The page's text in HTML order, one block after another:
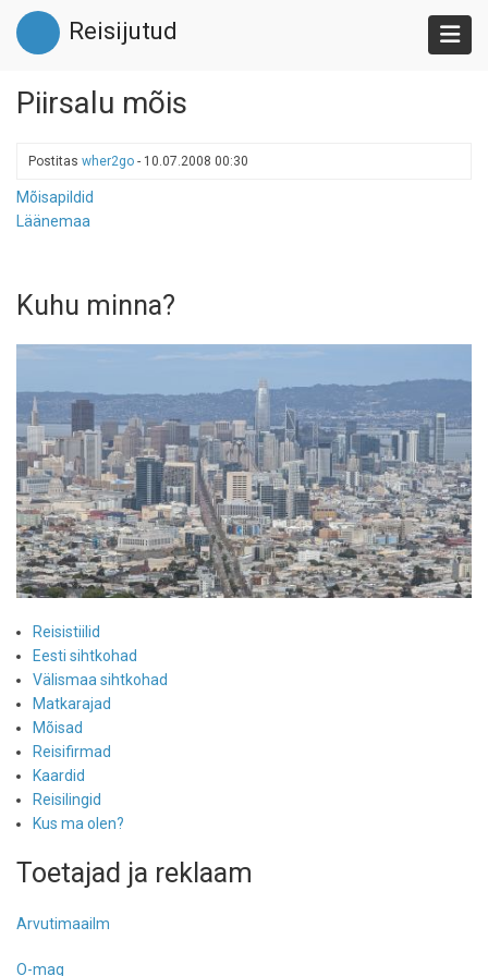
Liigu
edasi
põhisisu
Reisijutud
Piirsalu mõis
Postitas wher2go - 10.07.2008 00:30
Mõisapildid
Läänemaa
Kuhu minna?
Reisistiilid
Eesti sihtkohad
Välismaa sihtkohad
Matkarajad
Mõisad
Reisifirmad
Kaardid
Reisilingid
Kus ma olen?
Toetajad ja reklaam
Arvutimaailm
O-mag